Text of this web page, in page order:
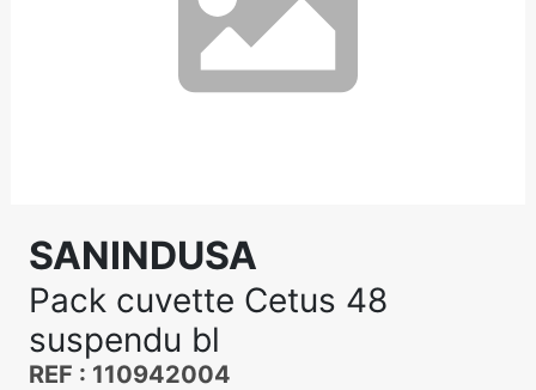
SANINDUSA
Pack cuvette Cetus 48
suspendu bl
REF : 110942004